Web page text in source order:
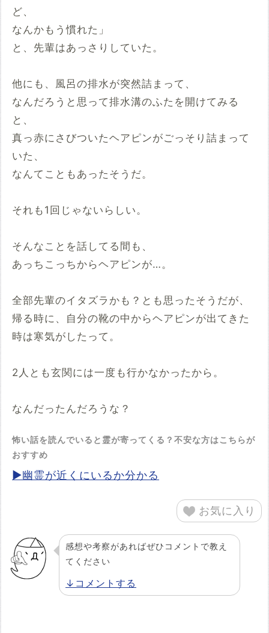
ど、
なんかもう慣れた」
と、先輩はあっさりしていた。
他にも、風呂の排水が突然詰まって、
なんだろうと思って排水溝のふたを開けてみる
と、
真っ赤にさびついたヘアピンがごっそり詰まって
いた、
なんてこともあったそうだ。
それも1回じゃないらしい。
そんなことを話してる間も、
あっちこっちからヘアピンが…。
全部先輩のイタズラかも？とも思ったそうだが、
帰る時に、自分の靴の中からヘアピンが出てきた
時は寒気がしたって。
2人とも玄関には一度も行かなかったから。
なんだったんだろうな？
怖い話を読んでいると霊が寄ってくる？不安な方はこちらが
おすすめ
▶幽霊が近くにいるか分かる
お気に入り
感想や考察があればぜひコメントで教え
てください
↓コメントする